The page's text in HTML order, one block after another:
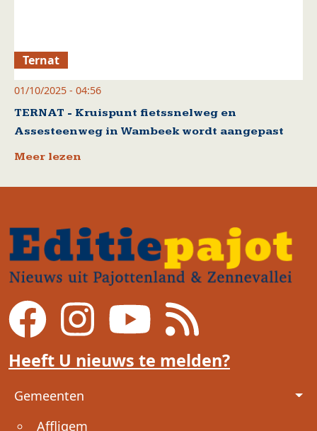
Ternat
01/10/2025 - 04:56
TERNAT - Kruispunt fietssnelweg en
Assesteenweg in Wambeek wordt aangepast
Meer lezen
Heeft U nieuws te melden?
Voet
Gemeenten
Affligem